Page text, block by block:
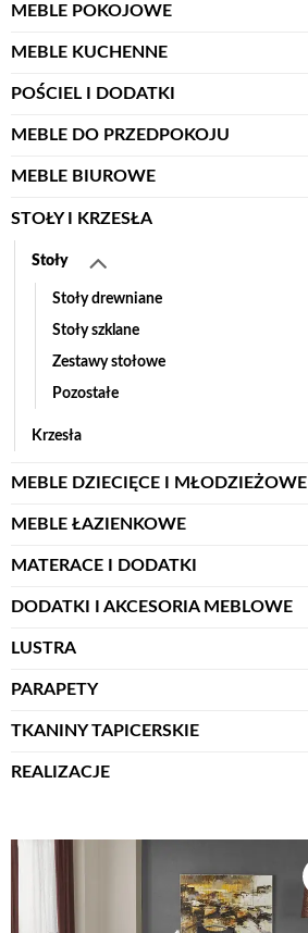
MEBLE POKOJOWE
MEBLE KUCHENNE
POŚCIEL I DODATKI
MEBLE DO PRZEDPOKOJU
MEBLE BIUROWE
STOŁY I KRZESŁA
Stoły
Stoły drewniane
Stoły szklane
Zestawy stołowe
Pozostałe
Krzesła
MEBLE DZIECIĘCE I MŁODZIEŻOWE
MEBLE ŁAZIENKOWE
MATERACE I DODATKI
DODATKI I AKCESORIA MEBLOWE
LUSTRA
PARAPETY
TKANINY TAPICERSKIE
REALIZACJE